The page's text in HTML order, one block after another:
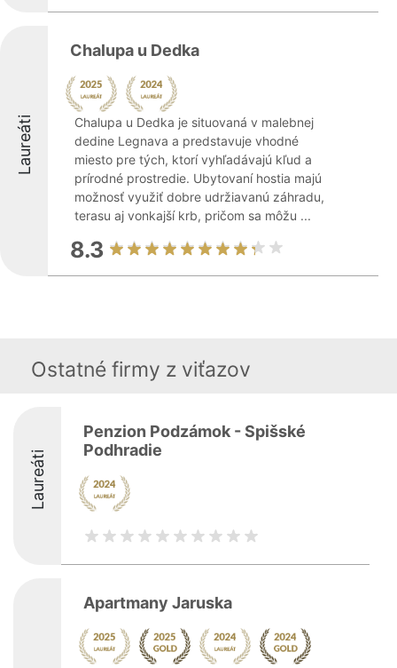
Laureáti
Chalupa u Dedka
Chalupa u Dedka je situovaná v malebnej
dedine Legnava a predstavuje vhodné
miesto pre tých, ktorí vyhľadávajú kľud a
prírodné prostredie. Ubytovaní hostia majú
možnosť využiť dobre udržiavanú záhradu,
terasu aj vonkajší krb, pričom sa môžu ...
8.3
Ostatné firmy z viťazov
Laureáti
Penzion Podzámok - Spišské
Podhradie
Apartmany Jaruska